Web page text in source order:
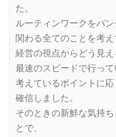
た。
ルーティンワークをパ
関わる全てのことを考
経営の視点からどう見え
最速のスピードで行って
考えているポイントに
確信しました。
そのときの新鮮な気持
とで、